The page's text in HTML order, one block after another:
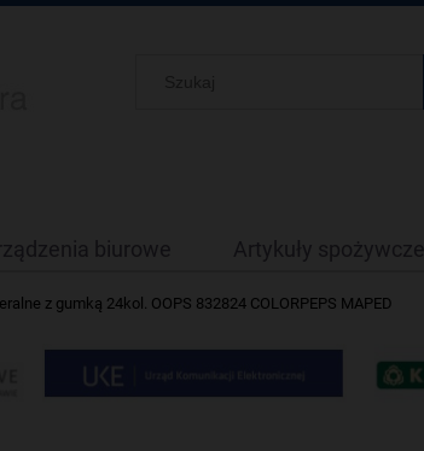
biurowe Artykuły spożywcze
z gumką 24kol. OOPS 832824 COLORPEPS MAPED